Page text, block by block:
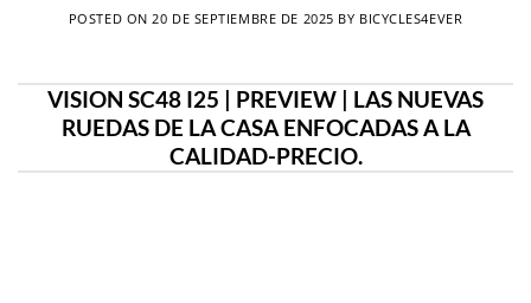
POSTED ON 20 DE SEPTIEMBRE DE 2025 BY BICYCLES4EVER
VISION SC48 I25 | PREVIEW | LAS NUEVAS
RUEDAS DE LA CASA ENFOCADAS A LA
CALIDAD-PRECIO.